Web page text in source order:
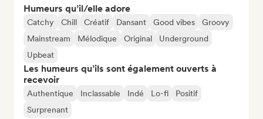
Humeurs qu’il/elle adore
Catchy Chill Créatif Dansant Good vibes
Groovy
Mainstream
Mélodique Original
Underground
Upbeat
Les humeurs qu’ils sont également ouverts à
recevoir
Authentique Inclassable Indé Lo-fi
Positif
Surprenant